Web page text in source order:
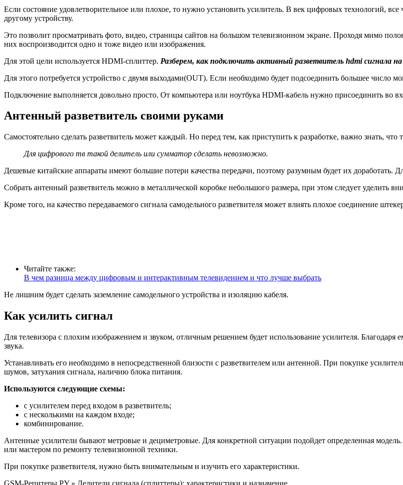
Если состояние удовлетворительное или плохое, то нужно установить усилитель. В век цифровых технологий,
другому устройству.
Это позволит просматривать фото, видео, страницы сайтов на большом телевизионном экране. Проходя мимо
них воспроизводится одно и тоже видео или изображения.
Для этой цели используется HDMI-сплиттер. Разберем, как подключить активный разветвитель hdmi сигнала на
Для этого потребуется устройство с двумя выходами(OUT). Если необходимо будет подсоединить большее число
Подключение выполняется довольно просто. От компьютера или ноутбука HDMI-кабель нужно присоединить во
Антенный разветвитель своими руками
Самостоятельно сделать разветвитель может каждый. Но перед тем, как приступить к разработке, важно знать,
Для цифрового тв такой делитель или сумматор сделать невозможно.
Дешевые китайские аппараты имеют большие потери качества передачи, поэтому разумным будет их доработать.
Собрать антенный разветвитель можно в металлической коробке небольшого размера, при этом следует уделить
Кроме того, на качество передаваемого сигнала самодельного разветвителя может влиять плохое соединение
Читайте также:
В чем разница между цифровым и интерактивным телевидением и что лучше выбрать
Не лишним будет сделать заземление самодельного устройства и изоляцию кабеля.
Как усилить сигнал
Для телевизора с плохим изображением и звуком, отличным решением будет использование усилителя. Благодаря
звука.
Устанавливать его необходимо в непосредственной близости с разветвителем или антенной. При покупке
шумов, затухания сигнала, наличию блока питания.
Используются следующие схемы:
с усилителем перед входом в разветвитель;
с несколькими на каждом входе;
комбинирование.
Антенные усилители бывают метровые и дециметровые. Для конкретной ситуации подойдет определенная
или мастером по ремонту телевизионной техники.
При покупке разветвителя, нужно быть внимательным и изучить его характеристики.